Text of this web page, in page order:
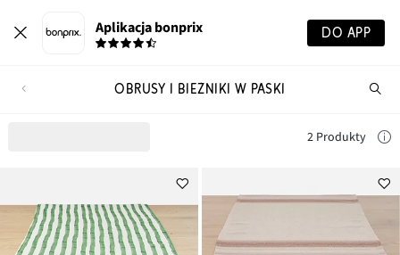
Aplikacja bonprix DO APP
OBRUSY I BIEŻNIKI W PASKI
2 Produkty